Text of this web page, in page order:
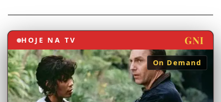
HOJE NA TV GNI
On Demand